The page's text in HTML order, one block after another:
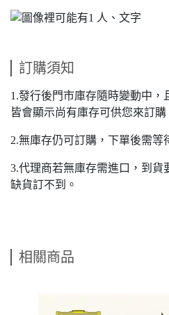
訂購須知
1.發行後門市庫存隨時變動中
皆會顯示尚有庫存可供您來訂
2.無庫存仍可訂購，下單後需等
3.代理商若無庫存需進口，到貨
缺貨訂不到。
相關商品